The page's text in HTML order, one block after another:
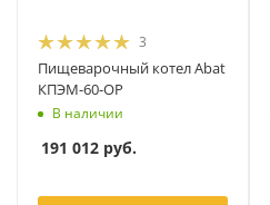
3
Пищеварочный котел Abat
КПЭМ-60-ОР
В наличии
191 012 руб.